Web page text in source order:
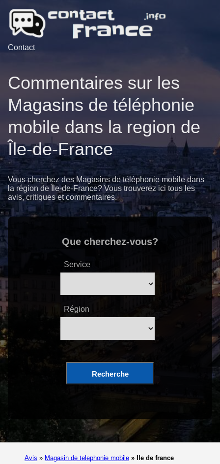
Contact
Commentaires sur les
Magasins de téléphonie
mobile dans la region de
Île-de-France
Vous cherchez des Magasins de téléphonie mobile dans
la région de Île-de-France? Vous trouverez ici tous les
avis, critiques et commentaires.
Que cherchez-vous?
Service
Région
Recherche
Avis » Magasin de telephonie mobile » Ile de france